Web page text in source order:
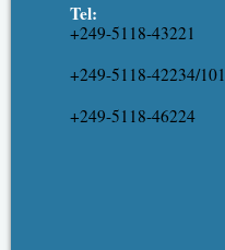
Tel:
+249-5118-43221
+249-5118-42234/101
+249-5118-46224